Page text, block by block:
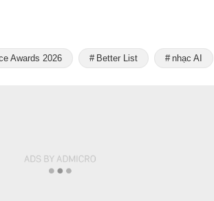
Awards 2026 Better List nhạc AI